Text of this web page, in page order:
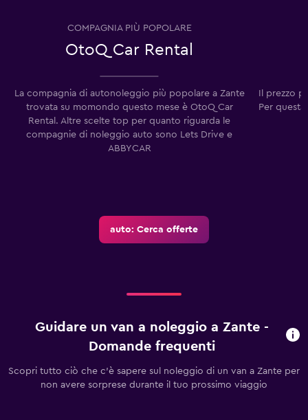
COMPAGNIA PIÙ POPOLARE
OtoQ Car Rental
La compagnia di autonoleggio più popolare a Zante
trovata su momondo questo mese è OtoQ Car
Rental. Altre scelte top per quanto riguarda le
compagnie di noleggio auto sono Lets Drive e
ABBYCAR
Il prezzo
Per
auto: Cerca offerte
Guidare un van a noleggio a Zante -
Domande frequenti
Scopri tutto ciò che c'è sapere sul noleggio di un van a Zante per
non avere sorprese durante il tuo prossimo viaggio